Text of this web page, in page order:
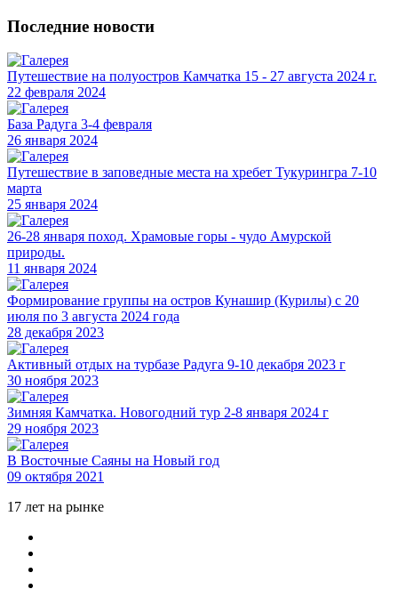
Последние новости
Путешествие на полуостров Камчатка 15 - 27 августа 2024 г.
22 февраля 2024
База Радуга 3-4 февраля
26 января 2024
Путешествие в заповедные места на хребет Тукурингра 7-10
марта
25 января 2024
26-28 января поход. Храмовые горы - чудо Амурской
природы.
11 января 2024
Формирование группы на остров Кунашир (Курилы) с 20
июля по 3 августа 2024 года
28 декабря 2023
Активный отдых на турбазе Радуга 9-10 декабря 2023 г
30 ноября 2023
Зимняя Камчатка. Новогодний тур 2-8 января 2024 г
29 ноября 2023
В Восточные Саяны на Новый год
09 октября 2021
17 лет на рынке